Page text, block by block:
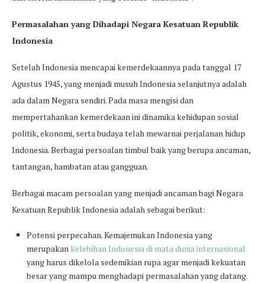
Permasalahan yang Dihadapi Negara Kesatuan Republik
Indonesia
Setelah Indonesia mencapai kemerdekaannya pada tanggal 17
Agustus 1945, yang menjadi musuh Indonesia selanjutnya adalah
ada dalam Negara sendiri. Pada masa mengisi dan
mempertahankan kemerdekaan ini dinamika kehidupan sosial
politik, ekonomi, serta budaya telah mewarnai perjalanan hidup
Indonesia. Berbagai persoalan timbul baik yang berupa ancaman,
tantangan, hambatan atau gangguan.
Berbagai macam persoalan yang menjadi ancaman bagi Negara
Kesatuan Republik Indonesia adalah sebagai berikut:
Potensi perpecahan. Kemajemukan Indonesia yang
merupakan kelebihan Indonesia di mata dunia internasional
yang harus dikelola sedemikian rupa agar menjadi kekuatan
besar yang mampu menghadapi permasalahan yang datang.